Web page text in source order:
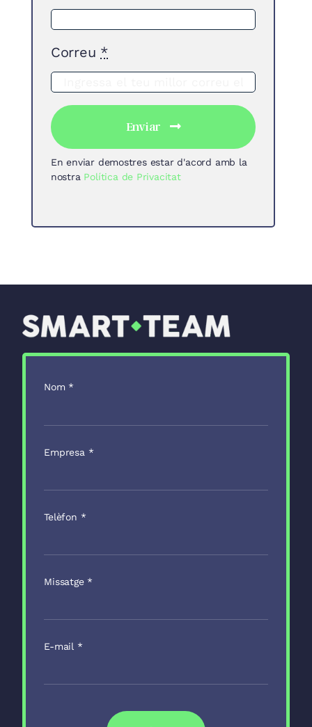
Correu *
Enviar
En enviar demostres estar d'acord amb la
nostra Política de Privacitat
Nom *
Empresa *
Telèfon *
Missatge *
E-mail *